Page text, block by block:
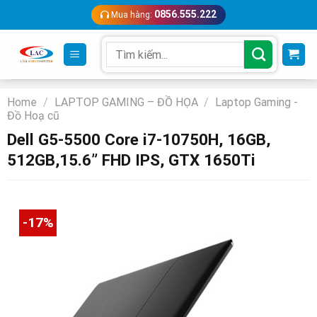
content
Mua hàng: 0856.555.222
for:
Home / LAPTOP GAMING – ĐỒ HỌA / Laptop Gaming -
Đồ Hoạ cũ
Dell G5-5500 Core i7-10750H, 16GB,
512GB,15.6” FHD IPS, GTX 1650Ti
-17%